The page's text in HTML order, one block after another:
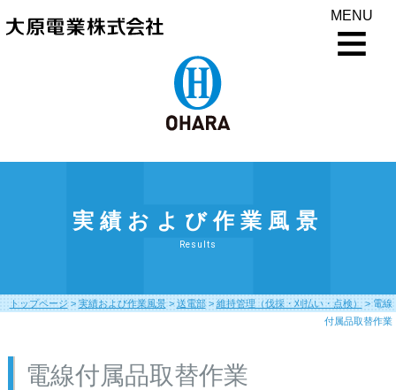
MENU
実績および作業風景
Results
トップページ> 実績および作業風景> 送電部> 維持管理（伐採・刈払い・点検） > 電線
付属品取替作業
電線付属品取替作業